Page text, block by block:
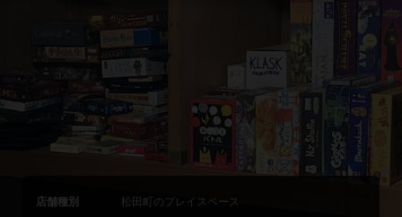
店舗種別 松田町のプレイスペース